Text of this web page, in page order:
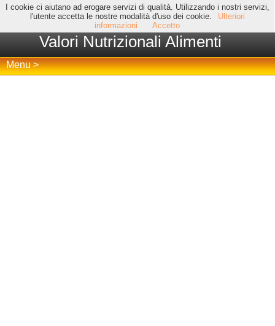
I cookie ci aiutano ad erogare servizi di qualità. Utilizzando i nostri servizi,
l'utente accetta le nostre modalità d'uso dei cookie.
Ulteriori
informazioni
Accetto
Valori Nutrizionali Alimenti
Menu >